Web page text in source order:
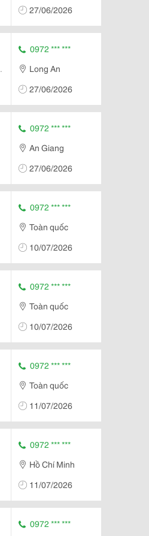
27/06/2026
0972 *** ***
Long An
27/06/2026
0972 *** ***
An Giang
27/06/2026
0972 *** ***
Toàn quốc
10/07/2026
0972 *** ***
Toàn quốc
10/07/2026
0972 *** ***
Toàn quốc
11/07/2026
0972 *** ***
Hồ Chí Minh
11/07/2026
0972 *** ***